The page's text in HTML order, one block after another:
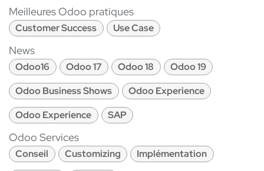
Meilleures Odoo pratiques
Customer Success Use Case
News
Odoo16 Odoo 17 Odoo 18
Odoo 19
Odoo Business Shows
Odoo Experience
Odoo Experience
SAP
Odoo Services
Conseil Customizing
Implémentation